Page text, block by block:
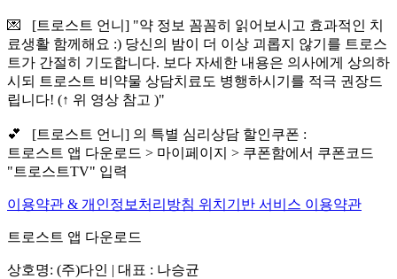
💌 [트로스트 언니] "약 정보 꼼꼼히 읽어보시고 효과적인 치
료생활 함께해요 :) 당신의 밤이 더 이상 괴롭지 않기를 트로스
트가 간절히 기도합니다. 보다 자세한 내용은 의사에게 상의하
시되 트로스트 비약물 상담치료도 병행하시기를 적극 권장드
립니다! (↑ 위 영상 참고 )"
💕 [트로스트 언니] 의 특별 심리상담 할인쿠폰 :
트로스트 앱 다운로드 > 마이페이지 > 쿠폰함에서 쿠폰코드
"트로스트TV" 입력
이용약관 & 개인정보처리방침 위치기반 서비스 이용약관
트로스트 앱 다운로드
상호명: (주)다인 | 대표 : 나승균